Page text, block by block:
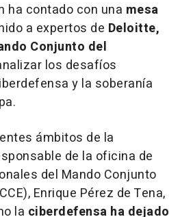
ha contado con una mesa
a expertos de Deloitte,
Conjunto del
los desafíos
y la soberanía
ámbitos de la
de la oficina de
del Mando Conjunto
Enrique Pérez de Tena,
la ciberdefensa ha dejado